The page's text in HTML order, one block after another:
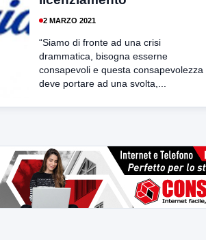
2 MARZO 2021
“Siamo di fronte ad una crisi
drammatica, bisogna esserne
consapevoli e questa consapevolezza
deve portare ad una svolta,...